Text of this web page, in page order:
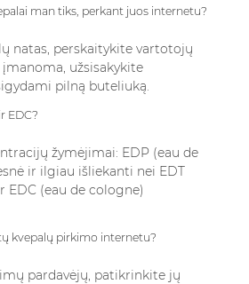
man tiks, perkant juos internetu?
natas, perskaitykite vartotojų
užsisakykite
pilną buteliuką.
EDC?
žymėjimai: EDP (eau de
ir ilgiau išliekanti nei EDT
EDC (eau de cologne)
kvepalų pirkimo internetu?
pardavėjų, patikrinkite jų